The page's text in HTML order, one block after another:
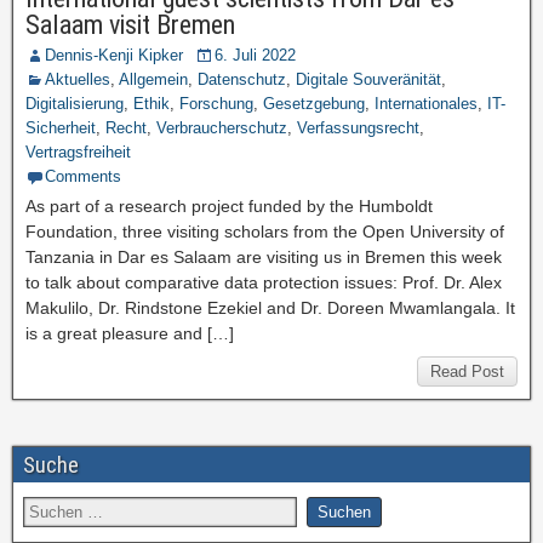
Salaam visit Bremen
Dennis-Kenji Kipker
6. Juli 2022
Aktuelles, Allgemein, Datenschutz, Digitale Souveränität,
Digitalisierung, Ethik, Forschung, Gesetzgebung, Internationales, IT-
Sicherheit, Recht, Verbraucherschutz, Verfassungsrecht,
Vertragsfreiheit
Comments
As part of a research project funded by the Humboldt
Foundation, three visiting scholars from the Open University of
Tanzania in Dar es Salaam are visiting us in Bremen this week
to talk about comparative data protection issues: Prof. Dr. Alex
Makulilo, Dr. Rindstone Ezekiel and Dr. Doreen Mwamlangala. It
is a great pleasure and […]
Read Post
Suche